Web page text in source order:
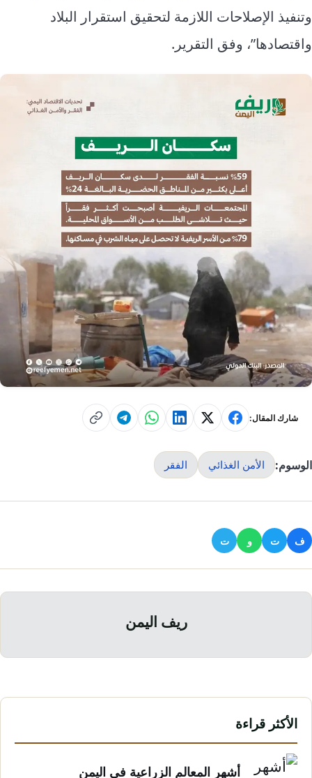
وتنفيذ الإصلاحات اللازمة لتحقيق استقرار البلاد
واقتصادها”، وفق التقرير.
شارك المقال:
الوسوم: الأمن الغذائي الفقر
ف ت و ت
ريف اليمن
الأكثر قراءة
أشهر المعالم الزراعية في اليمن